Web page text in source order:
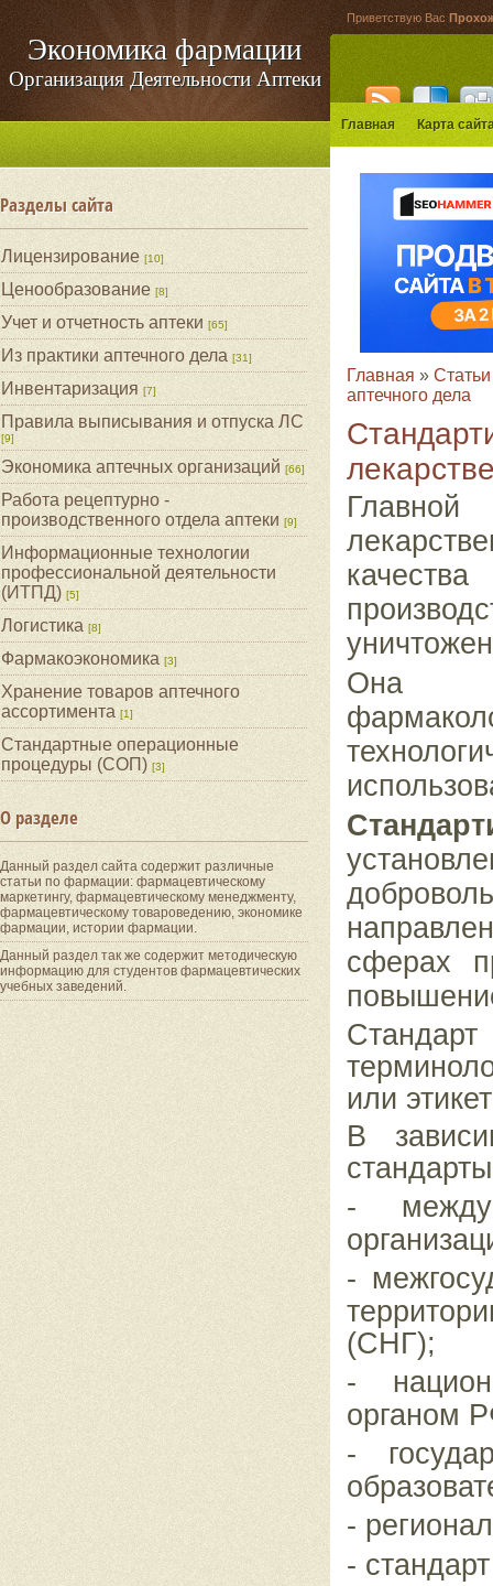
Экономика фармации
Организация Деятельности Аптеки
Разделы сайта
Лицензирование [10]
Ценообразование [8]
Учет и отчетность аптеки [65]
Из практики аптечного дела [31]
Инвентаризация [7]
Правила выписывания и отпуска ЛС
[9]
Экономика аптечных организаций [66]
Работа рецептурно -
производственного отдела аптеки [9]
Информационные технологии
профессиональной деятельности
(ИТПД) [5]
Логистика [8]
Фармакоэкономика [3]
Хранение товаров аптечного
ассортимента [1]
Стандартные операционные
процедуры (СОП) [3]
О разделе
Данный раздел сайта содержит различные
статьи по фармации: фармацевтическому
маркетингу, фармацевтическому менеджменту,
фармацевтическому товароведению, экономике
фармации, истории фармации.
Данный раздел так же содержит методическую
информацию для студентов фармацевтических
учебных заведений.
Приветствую Вас
Главная Карта
Главная » Статьи
аптечного дела
Она
сферах
или
В
-
-
(СНГ);
-
органом
-
-
-